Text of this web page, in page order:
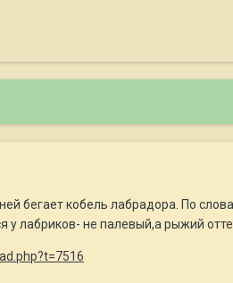
бегает кобель лабрадора. По
у лабриков- не палевый,а рыжий